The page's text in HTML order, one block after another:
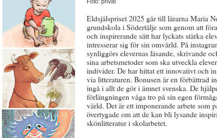
Foto: privat
Eldsjälspriset 2025 går till lärarna Maria
grundskola i Södertälje som genom att
och inspirerande sätt har lyckats stärka
intresserar sig för sin omvärld. På
synliggörs elevernas läsande, skrivande
sina arbetsmetoder som ska utveckla
individer. De har hittat ett innovativt och
via litteraturen. Bonusen är en förbättrad
ingå i allt de gör i ämnet svenska. De
förlängningen våga tro på sin egen
värld. Det är ett imponerande arbete som
övertygade om att de kan bli lysande
skönlitteratur i skolarbetet.